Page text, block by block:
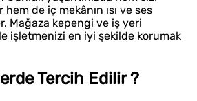
hem de iç mekânın ısı ve ses
Mağaza kepengi ve iş yeri
işletmenizi en iyi şekilde korumak
Tercih Edilir ?